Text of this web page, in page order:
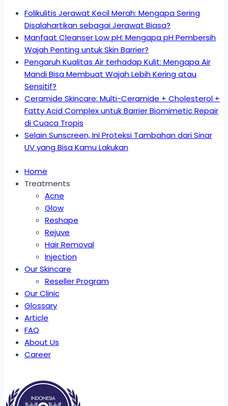
Folikulitis Jerawat Kecil Merah: Mengapa Sering
Disalahartikan sebagai Jerawat Biasa?
Manfaat Cleanser Low pH: Mengapa pH Pembersih
Wajah Penting untuk Skin Barrier?
Pengaruh Kualitas Air terhadap Kulit: Mengapa Air
Mandi Bisa Membuat Wajah Lebih Kering atau
Sensitif?
Ceramide Skincare: Multi-Ceramide + Cholesterol +
Fatty Acid Complex untuk Barrier Biomimetic Repair
di Cuaca Tropis
Selain Sunscreen, Ini Proteksi Tambahan dari Sinar
UV yang Bisa Kamu Lakukan
Home
Treatments
Acne
Glow
Reshape
Rejuve
Hair Removal
Injection
Our Skincare
Reseller Program
Our Clinic
Glossary
Article
FAQ
About Us
Career